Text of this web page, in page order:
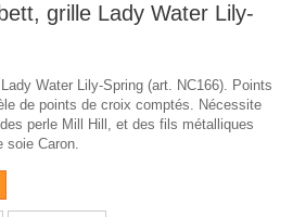
grille Lady Water Lily-
Water Lily-Spring (art. NC166). Points
de points de croix comptés. Nécessite
perle Mill Hill, et des fils métalliques
soie Caron.